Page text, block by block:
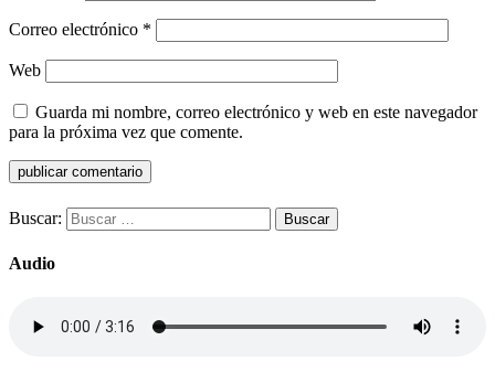
Correo electrónico *
Web
Guarda mi nombre, correo electrónico y web en este navegador
para la próxima vez que comente.
Buscar:
Audio